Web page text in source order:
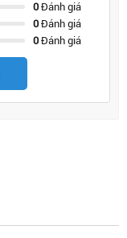
0Đánh giá
0Đánh giá
0Đánh giá